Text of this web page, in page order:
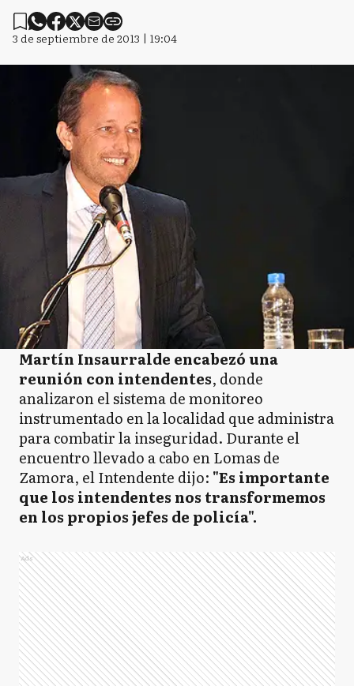
3 de septiembre de 2013 | 19:04
Martín Insaurralde encabezó una
reunión con intendentes, donde
analizaron el sistema de monitoreo
instrumentado en la localidad que administra
para combatir la inseguridad. Durante el
encuentro llevado a cabo en Lomas de
Zamora, el Intendente dijo: "Es importante
que los intendentes nos transformemos
en los propios jefes de policía".
Ads